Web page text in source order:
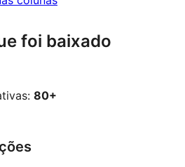
foi baixado
80+